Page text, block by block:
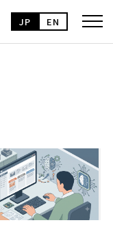
JP EN